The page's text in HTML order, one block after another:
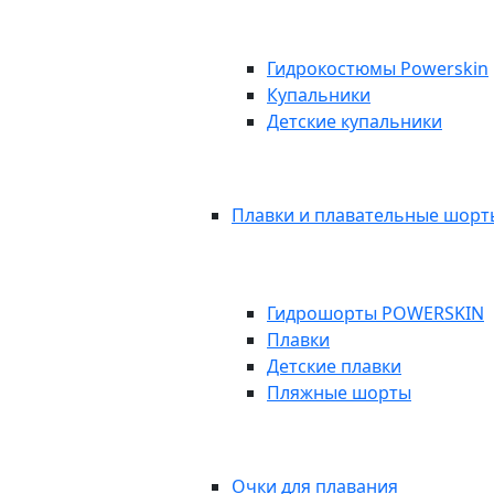
Гидрокостюмы Powerskin
Купальники
Детские купальники
Плавки и плавательные
Гидрошорты POWERSKIN
Плавки
Детские плавки
Пляжные шорты
Очки для плавания